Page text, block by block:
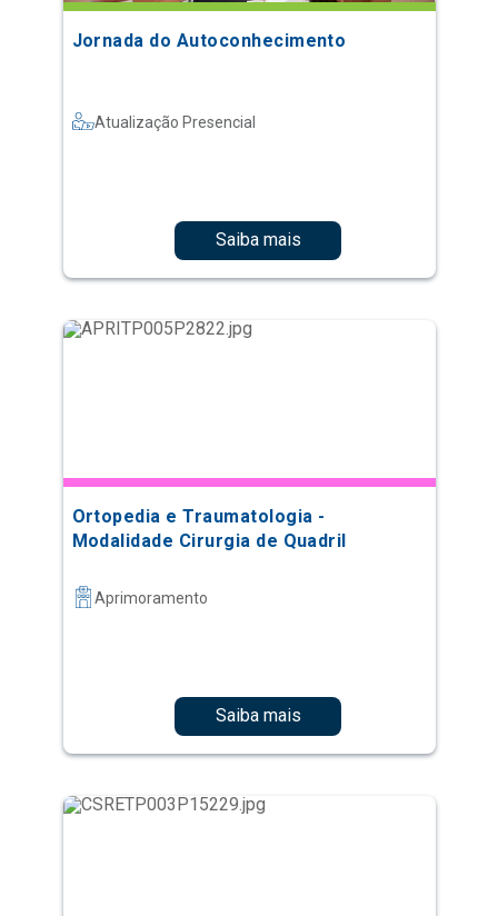
Jornada do Autoconhecimento
Atualização Presencial
Saiba mais
Ortopedia e Traumatologia -
Modalidade Cirurgia de Quadril
Aprimoramento
Saiba mais